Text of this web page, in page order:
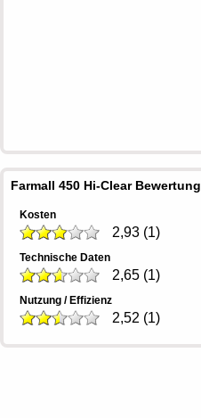
Farmall 450 Hi-Clear Bewertung
Kosten
2,93 (1)
Technische Daten
2,65 (1)
Nutzung / Effizienz
2,52 (1)